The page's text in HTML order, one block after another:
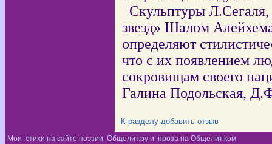
Скульптуры
звезд» Шалом
определяют
что с их появлением
сокровищам своего
Галина Подольская,
К разделу добавить отзыв
Мои стихи на сайте поэзии Общелит.ру и проза на Общелит.ком